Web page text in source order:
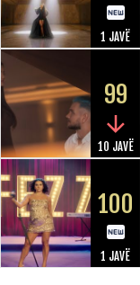
1 JAVË
99
10 JAVË
100
1 JAVË